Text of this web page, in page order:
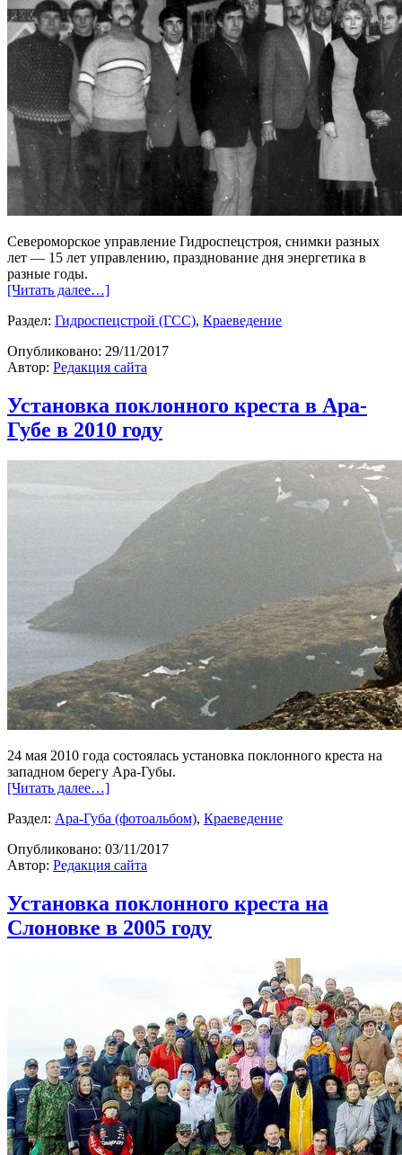
Североморское управление Гидроспецстроя, снимки разных
лет — 15 лет управлению, празднование дня энергетика в
разные годы.
[Читать далее…]
Раздел: Гидроспецстрой (ГСС), Краеведение
Опубликовано: 29/11/2017
Автор: Редакция сайта
Установка поклонного креста в Ара-
Губе в 2010 году
24 мая 2010 года состоялась установка поклонного креста на
западном берегу Ара-Губы.
[Читать далее…]
Раздел: Ара-Губа (фотоальбом), Краеведение
Опубликовано: 03/11/2017
Автор: Редакция сайта
Установка поклонного креста на
Слоновке в 2005 году